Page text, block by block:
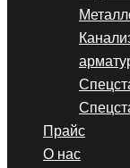
Прайс
О нас